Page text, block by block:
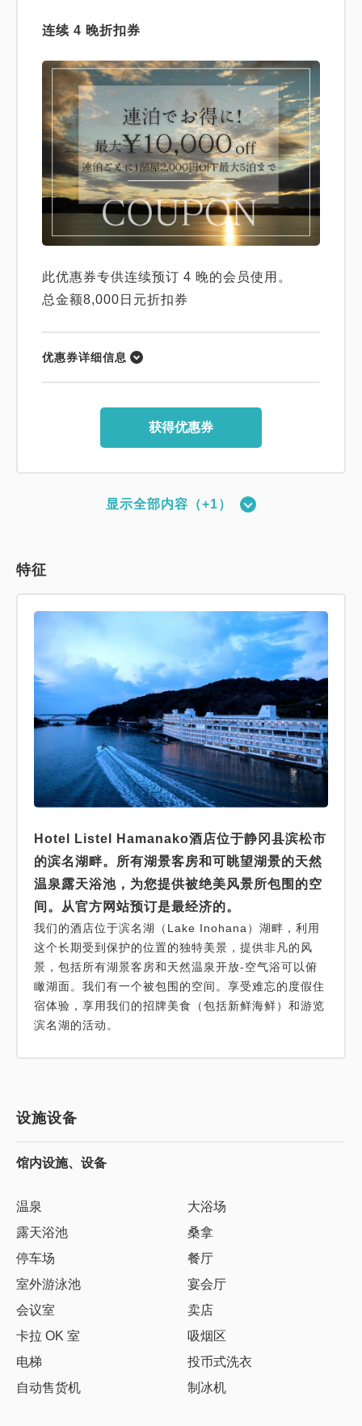
连续 4 晚折扣券
此优惠券专供连续预订 4 晚的会员使用。
总金额8,000日元折扣券
优惠券详细信息
获得优惠券
显示全部内容（+1）
特征
Hotel Listel Hamanako酒店位于静冈县滨松市
的滨名湖畔。所有湖景客房和可眺望湖景的天然
温泉露天浴池，为您提供被绝美风景所包围的空
间。从官方网站预订是最经济的。
我们的酒店位于滨名湖（Lake Inohana）湖畔，利用
这个长期受到保护的位置的独特美景，提供非凡的风
景，包括所有湖景客房和天然温泉开放-空气浴可以俯
瞰湖面。我们有一个被包围的空间。享受难忘的度假住
宿体验，享用我们的招牌美食（包括新鲜海鲜）和游览
滨名湖的活动。
设施设备
馆内设施、设备
温泉
大浴场
露天浴池
桑拿
停车场
餐厅
室外游泳池
宴会厅
会议室
卖店
卡拉 OK 室
吸烟区
电梯
投币式洗衣
自动售货机
制冰机